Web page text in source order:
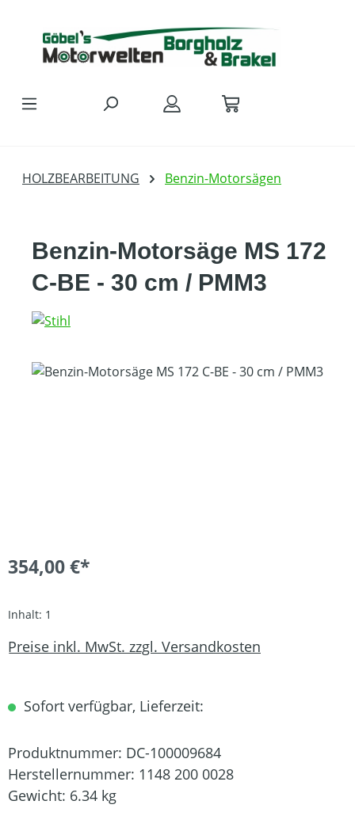
HOLZBEARBEITUNG Benzin-Motorsägen
Benzin-Motorsäge MS 172
C-BE - 30 cm / PMM3
Bildergalerie überspringen
354,00 €*
Inhalt: 1
Preise inkl. MwSt. zzgl. Versandkosten
Sofort verfügbar, Lieferzeit:
Produktnummer: DC-100009684
Herstellernummer: 1148 200 0028
Gewicht: 6.34 kg